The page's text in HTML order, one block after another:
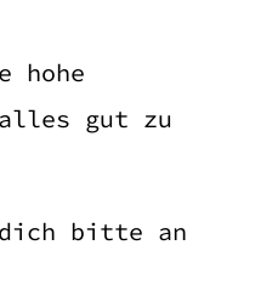
hohe
gut zu
dich bitte an